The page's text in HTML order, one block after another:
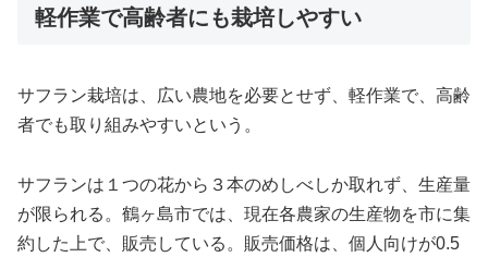
軽作業で高齢者にも栽培しやすい
サフラン栽培は、広い農地を必要とせず、軽作業で、高齢
者でも取り組みやすいという。
サフランは１つの花から３本のめしべしか取れず、生産量
が限られる。鶴ヶ島市では、現在各農家の生産物を市に集
約した上で、販売している。販売価格は、個人向けが0.5